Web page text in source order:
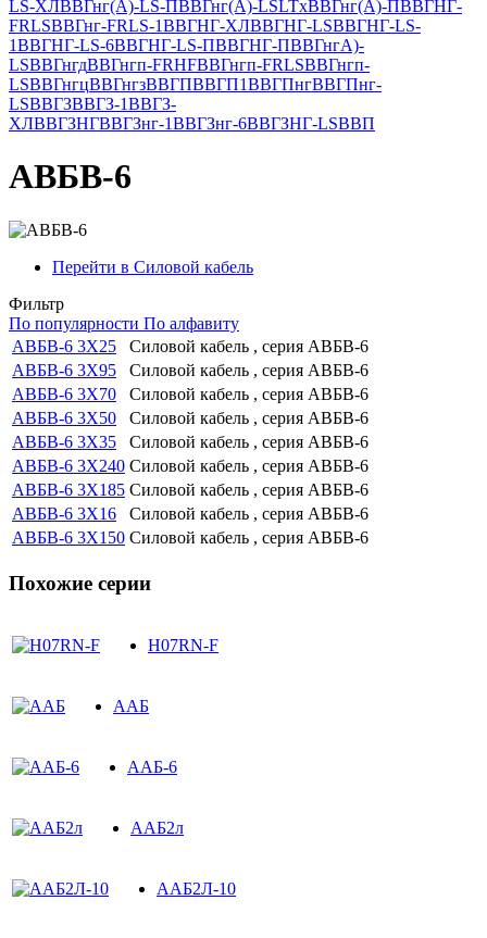
LS-ХЛВВГнг(А)-LS-ПВВГнг(А)-LSLTxВВГнг(А)-ПВВГНГ-
FRLSВВГнг-FRLS-1ВВГНГ-ХЛВВГНГ-LSВВГНГ-LS-
1ВВГНГ-LS-6ВВГНГ-LS-ПВВГНГ-ПВВГнгА)-
LSВВГнгдВВГнгп-FRHFВВГнгп-FRLSВВГнгп-
LSВВГнгцВВГнгзВВГПВВГП1ВВГПнгВВГПнг-
LSВВГЗВВГЗ-1ВВГЗ-
ХЛВВГЗНГВВГЗнг-1ВВГЗнг-6ВВГЗНГ-LSВВП
АВБВ-6
Перейти в Силовой кабель
Фильтр
По популярности По алфавиту
АВБВ-6 3Х25
Силовой кабель , серия АВБВ-6
АВБВ-6 3Х95
Силовой кабель , серия АВБВ-6
АВБВ-6 3Х70
Силовой кабель , серия АВБВ-6
АВБВ-6 3Х50
Силовой кабель , серия АВБВ-6
АВБВ-6 3Х35
Силовой кабель , серия АВБВ-6
АВБВ-6 3Х240 Силовой кабель , серия АВБВ-6
АВБВ-6 3Х185 Силовой кабель , серия АВБВ-6
АВБВ-6 3Х16
Силовой кабель , серия АВБВ-6
АВБВ-6 3Х150 Силовой кабель , серия АВБВ-6
Похожие серии
H07RN-F
ААБ
ААБ-6
ААБ2л
ААБ2Л-10